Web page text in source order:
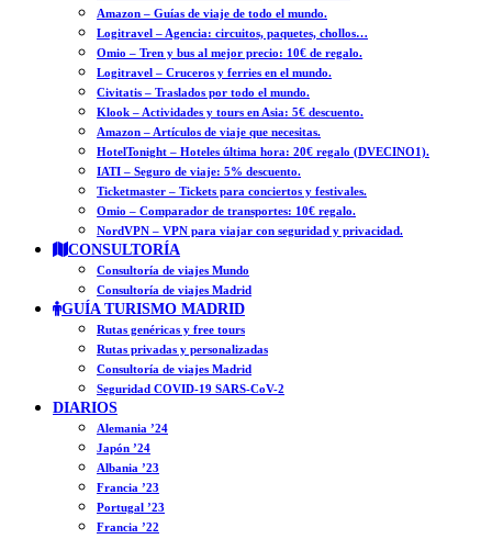
Amazon – Guías de viaje de todo el mundo.
Logitravel – Agencia: circuitos, paquetes, chollos…
Omio – Tren y bus al mejor precio: 10€ de regalo.
Logitravel – Cruceros y ferries en el mundo.
Civitatis – Traslados por todo el mundo.
Klook – Actividades y tours en Asia: 5€ descuento.
Amazon – Artículos de viaje que necesitas.
HotelTonight – Hoteles última hora: 20€ regalo (DVECINO1).
IATI – Seguro de viaje: 5% descuento.
Ticketmaster – Tickets para conciertos y festivales.
Omio – Comparador de transportes: 10€ regalo.
NordVPN – VPN para viajar con seguridad y privacidad.
CONSULTORÍA
Consultoría de viajes Mundo
Consultoría de viajes Madrid
GUÍA TURISMO MADRID
Rutas genéricas y free tours
Rutas privadas y personalizadas
Consultoría de viajes Madrid
Seguridad COVID-19 SARS-CoV-2
DIARIOS
Alemania ’24
Japón ’24
Albania ’23
Francia ’23
Portugal ’23
Francia ’22